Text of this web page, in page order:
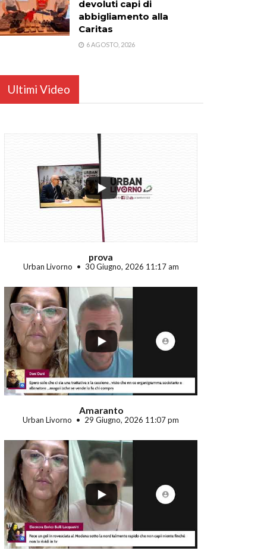
devoluti capi di
abbigliamento alla
Caritas
6 AGOSTO, 2026
Ultimi Video
...
prova
Urban Livorno 30 Giugno, 2026 11:17 am
...
Amaranto
Urban Livorno 29 Giugno, 2026 11:07 pm
...